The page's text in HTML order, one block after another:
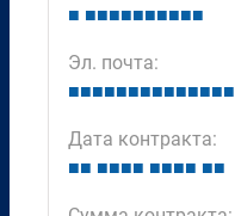
■ ■■■■■■■■■■
Эл. почта:
■■■■■■■■■■■■■■
Дата контракта:
■■ ■■■■ ■■■■ ■■